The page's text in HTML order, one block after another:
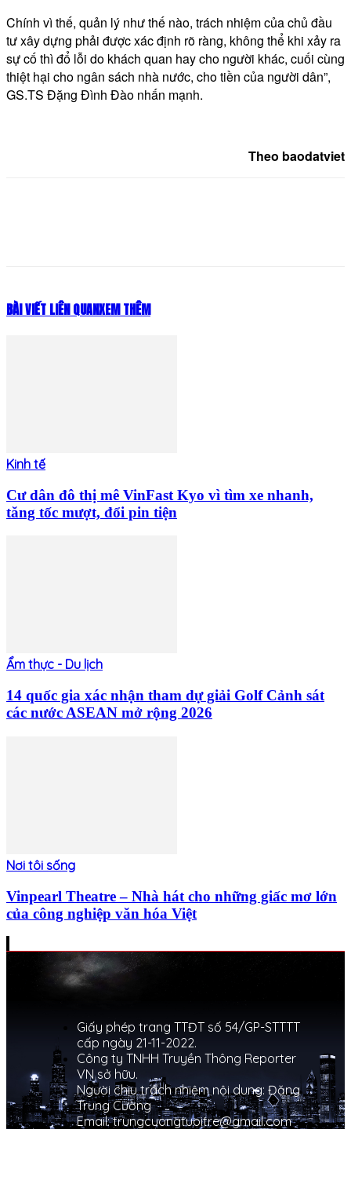
Chính vì thế, quản lý như thế nào, trách nhiệm của chủ đầu
tư xây dựng phải được xác định rõ ràng, không thể khi xảy ra
sự cố thì đổ lỗi do khách quan hay cho người khác, cuối cùng
thiệt hại cho ngân sách nhà nước, cho tiền của người dân”,
GS.TS Đặng Đình Đào nhấn mạnh.
Theo baodatviet
BÀI VIẾT LIÊN QUANXEM THÊM
Kinh tế
Cư dân đô thị mê VinFast Kyo vì tìm xe nhanh,
tăng tốc mượt, đổi pin tiện
Ẩm thực - Du lịch
14 quốc gia xác nhận tham dự giải Golf Cảnh sát
các nước ASEAN mở rộng 2026
Nơi tôi sống
Vinpearl Theatre – Nhà hát cho những giấc mơ lớn
của công nghiệp văn hóa Việt
Giấy phép trang TTĐT số 54/GP-STTTT
cấp ngày 21-11-2022.
Công ty TNHH Truyền Thông Reporter
VN sở hữu.
Người chịu trách nhiệm nội dung: Đặng
Trung Cường
Email: trungcuongtuoitre@gmail.com